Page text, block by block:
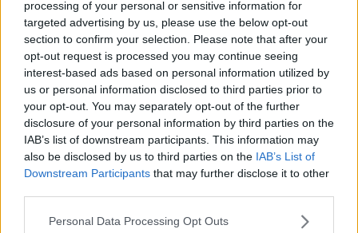
processing of your personal or sensitive information for
targeted advertising by us, please use the below opt-out
section to confirm your selection. Please note that after your
opt-out request is processed you may continue seeing
interest-based ads based on personal information utilized by
us or personal information disclosed to third parties prior to
your opt-out. You may separately opt-out of the further
disclosure of your personal information by third parties on the
IAB’s list of downstream participants. This information may
also be disclosed by us to third parties on the IAB’s List of
Downstream Participants that may further disclose it to other
Personal Data Processing Opt Outs
“È sempre utile - sottolinea l’assessoreMarco Sacchetti-
promuovere azioni disensibilizzazionesu un tema che sta a
cuore a tutti e che caratterizzerà le politiche pubbliche, a livello
internazionale, per i prossimi decenni, fino a investire le
generazioni future. Una settimana rappresenta ovviamente un
periodo ‘simbolico’ ma è comela svegliache ci ricorda come sia
necessaria maggiore consapevolezza sulle eccessive quantità di
rifiuti prodotti e sulla necessità di ridurli drasticamente”.
In particolare, grazie al cosiddetto JukeBox Ecologico, si è tenuto
un intervento informativo a distanza per gli studenti, curato da
corretto dei contenitori a scuola, sul significato dei rifiuti invisibili,